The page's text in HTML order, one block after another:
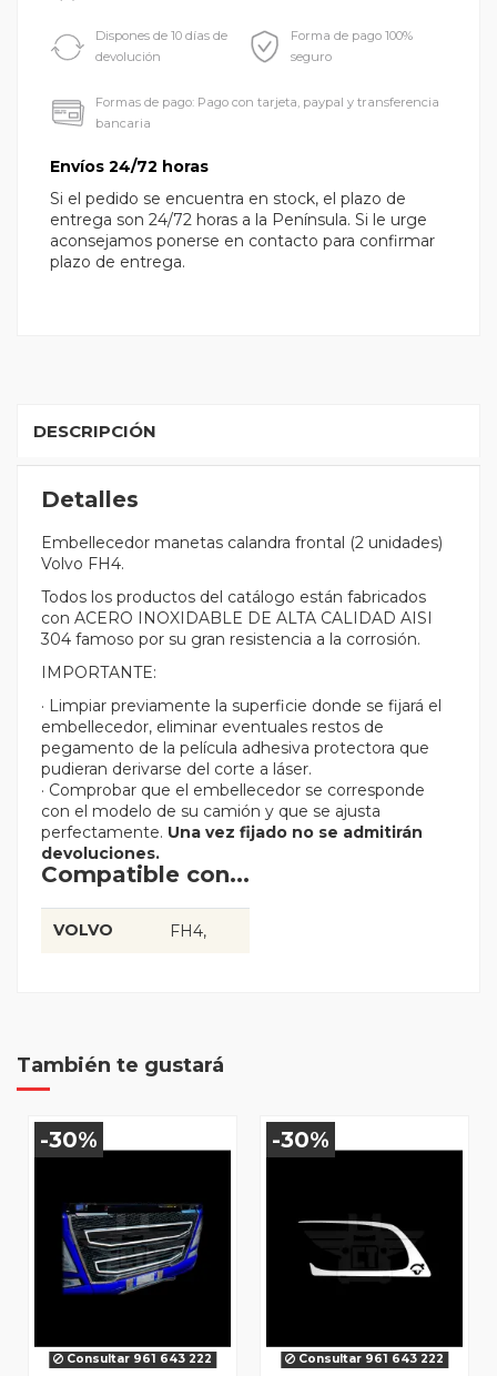
Dispones de 10 días de
devolución
Forma de pago 100%
seguro
Formas de pago: Pago con tarjeta, paypal y transferencia
bancaria
Envíos 24/72 horas
Si el pedido se encuentra en stock, el plazo de
entrega son 24/72 horas a la Península. Si le urge
aconsejamos ponerse en contacto para confirmar
plazo de entrega.
DESCRIPCIÓN
Detalles
Embellecedor manetas calandra frontal (2 unidades)
Volvo FH4.
Todos los productos del catálogo están fabricados
con ACERO INOXIDABLE DE ALTA CALIDAD AISI
304 famoso por su gran resistencia a la corrosión.
IMPORTANTE:
· Limpiar previamente la superficie donde se fijará el
embellecedor, eliminar eventuales restos de
pegamento de la película adhesiva protectora que
pudieran derivarse del corte a láser.
· Comprobar que el embellecedor se corresponde
con el modelo de su camión y que se ajusta
perfectamente. Una vez fijado no se admitirán
devoluciones.
Compatible con...
VOLVO FH4
También te gustará
-30%
Consultar 961 643 222
-30%
Consultar 961 643 222